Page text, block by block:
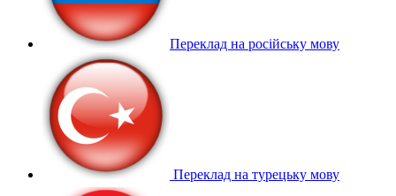
Переклад на російську мову
Переклад на турецьку мову